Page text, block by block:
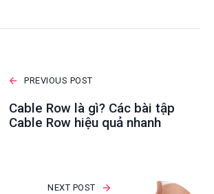
PREVIOUS POST
Cable Row là gì? Các bài tập
Cable Row hiệu quả nhanh
NEXT POST